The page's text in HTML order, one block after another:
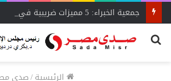
جمعية الخبراء: 5 مميزات ضريبية في مبادرة «مزرعتك في مصر»
بحث
الرئيسية/صدى